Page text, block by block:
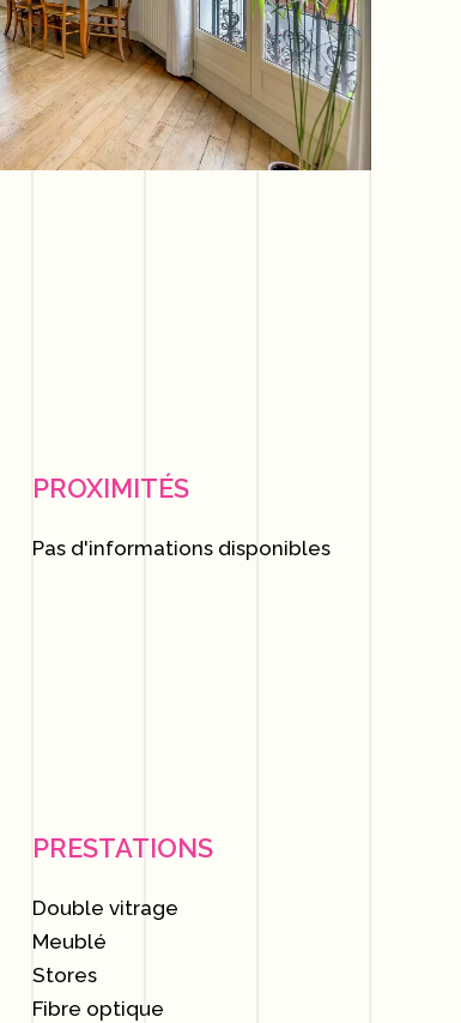
PROXIMITÉS
Pas d'informations disponibles
PRESTATIONS
Double vitrage
Meublé
Stores
Fibre optique